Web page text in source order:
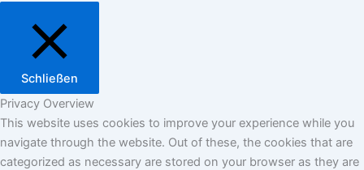
Schließen
Privacy Overview
This website uses cookies to improve your experience while you
navigate through the website. Out of these, the cookies that are
categorized as necessary are stored on your browser as they are